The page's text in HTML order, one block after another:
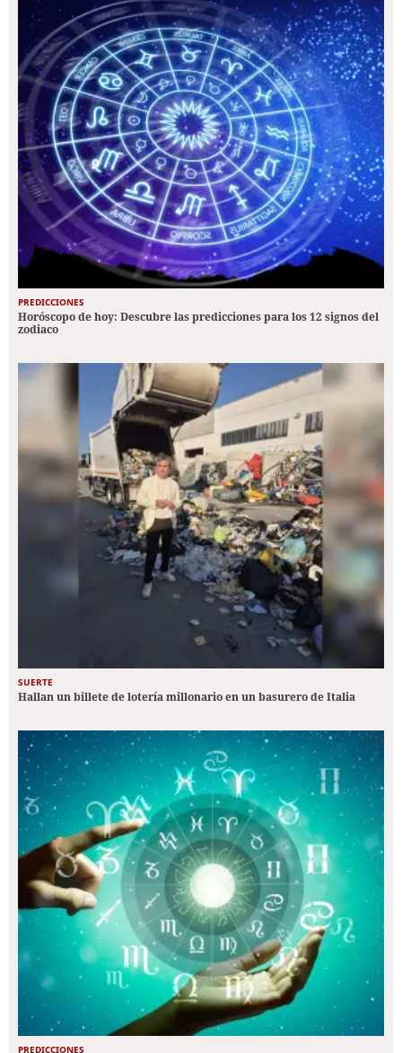
PREDICCIONES
Horóscopo de hoy: Descubre las predicciones para los 12 signos del
zodiaco
SUERTE
Hallan un billete de lotería millonario en un basurero de Italia
PREDICCIONES